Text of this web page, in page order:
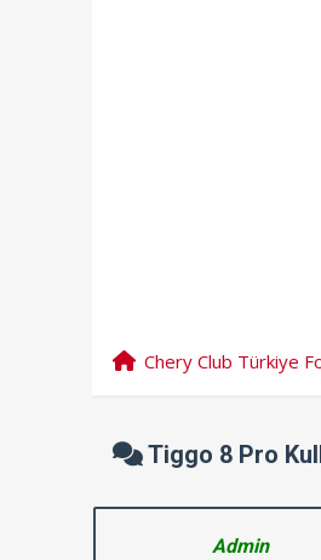
Chery Club Türkiye
Tiggo 8 Pro
Admin